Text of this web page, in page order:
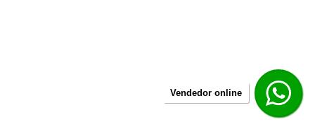
Vendedor online